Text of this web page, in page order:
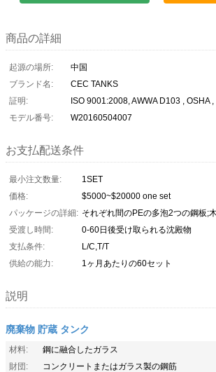
商品の詳細
起源の場所:
中国
ブランド名:
CEC TANKS
証明:
ISO 9001:2008, AWWA D103 , OSHA ,
モデル番号:
W20160504007
お支払配送条件
最小注文数量:
1SET
価格:
$5000~$20000 one set
パッケージの詳細: それぞれ間のPEの多泡2つの鋼板;
受渡し時間:
0-60日後受け取られる沈殿物
支払条件:
L/C,T/T
供給の能力:
1ヶ月あたりの60セット
説明
廃棄物 貯蔵 タンク
材料:
鋼に融合したガラス
財団:
コンクリートまたはガラス製の鋼筋